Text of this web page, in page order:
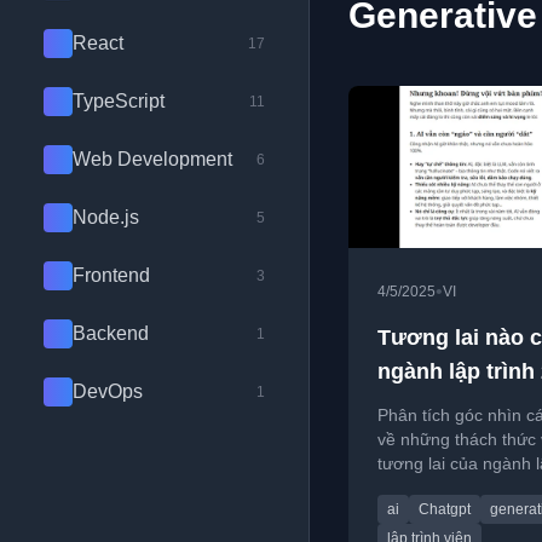
React 17
TypeScript 11
Web Development 6
Node.js 5
Frontend 3
Backend 1
DevOps 1
4/5/2025•VI
Tương lai nào
ngành lập trình
Phân tích góc nhìn
về những thách thức
tương lai của ngành
trường lao động và
của AI.
ai Chatgpt
lập trình viên